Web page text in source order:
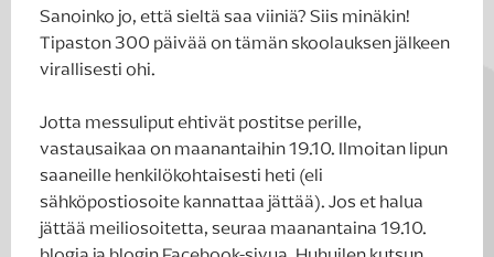
Sanoinko jo, että sieltä saa viiniä? Siis minäkin!
Tipaston 300 päivää on tämän skoolauksen jälkeen
virallisesti ohi.
Jotta messuliput ehtivät postitse perille,
vastausaikaa on maanantaihin 19.10. Ilmoitan lipun
saaneille henkilökohtaisesti heti (eli
sähköpostiosoite kannattaa jättää). Jos et halua
jättää meiliosoitetta, seuraa maanantaina 19.10.